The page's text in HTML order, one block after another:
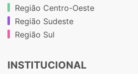
Região Centro-Oeste
Região Sudeste
Região Sul
INSTITUCIONAL